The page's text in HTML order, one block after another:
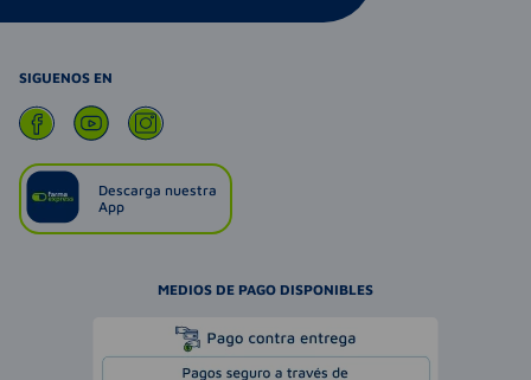
SIGUENOS EN
Descarga nuestra
App
MEDIOS DE PAGO DISPONIBLES